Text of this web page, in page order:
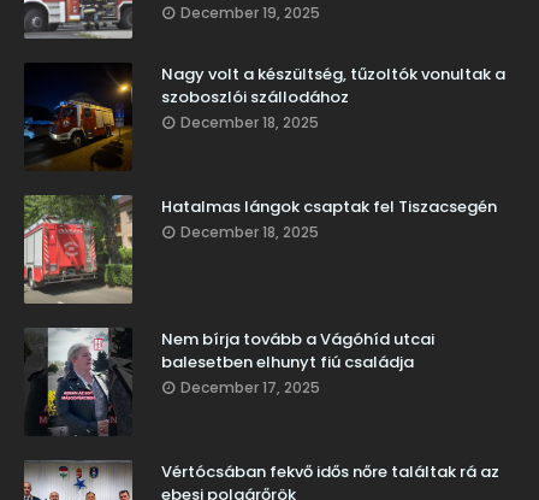
December 19, 2025
Nagy volt a készültség, tűzoltók vonultak a
szoboszlói szállodához
December 18, 2025
Hatalmas lángok csaptak fel Tiszacsegén
December 18, 2025
Nem bírja tovább a Vágóhíd utcai
balesetben elhunyt fiú családja
December 17, 2025
Vértócsában fekvő idős nőre találtak rá az
ebesi polgárőrök